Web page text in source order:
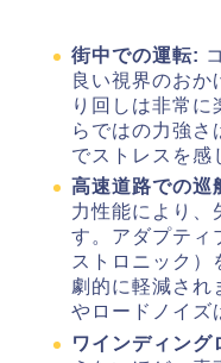
街中での運転:
良い視界のおか
り回しは非常に
らではの力強さ
でストレスを感
高速道路での巡
力性能により、
す。アダプティ
ストロニック）
劇的に軽減され
やロードノイズ
ワインディング